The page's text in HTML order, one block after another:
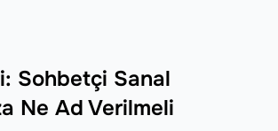
Sohbetçi Sanal
Ne Ad Verilmeli